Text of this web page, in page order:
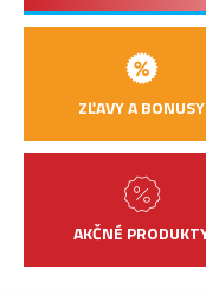
ZĽAVY A BONUSY
AKČNÉ